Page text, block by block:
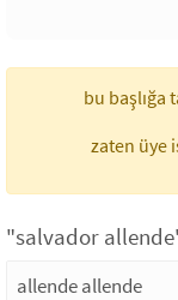
bu başlığa
zaten üye
"salvador
allende allende